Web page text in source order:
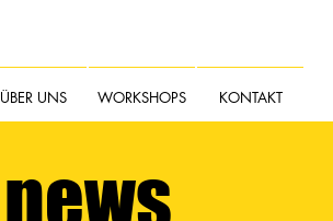
ÜBER UNS WORKSHOPS KONTAKT
news